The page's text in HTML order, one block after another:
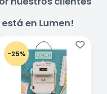
en Lumen!
-25%